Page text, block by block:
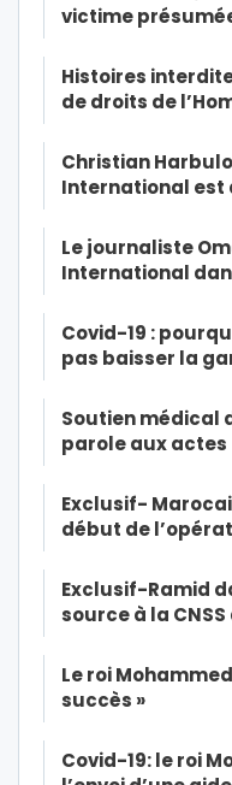
victime
Histoires
de droits de
Christian
International est
Le journaliste
International
Covid-19 :
pas baisser la
Soutien médical
parole aux actes
Exclusif-
début de
Exclusif-Ramid
source à la
Le roi
succès »
Covid-19: le roi